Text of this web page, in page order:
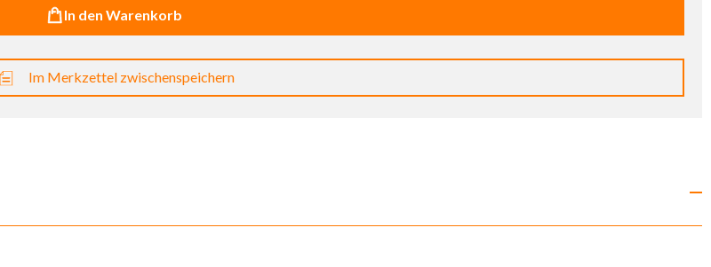
In den Warenkorb
Im Merkzettel zwischenspeichern